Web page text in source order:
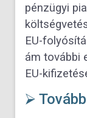
pénzügyi
EU-
ám további
EU-
⮚